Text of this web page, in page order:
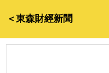
＜東森財經新聞